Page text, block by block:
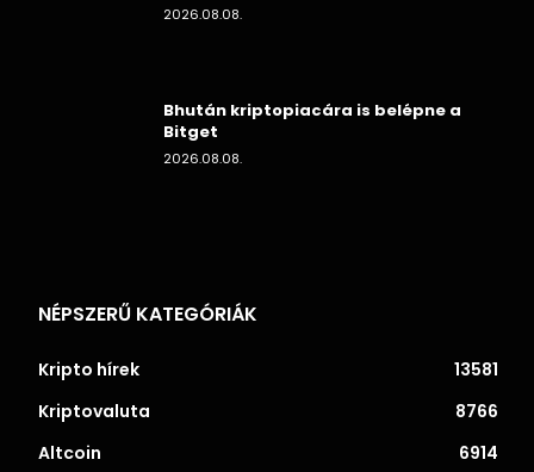
2026.08.08.
Bhután kriptopiacára is belépne a
Bitget
2026.08.08.
NÉPSZERŰ KATEGÓRIÁK
Kripto hírek
13581
Kriptovaluta
8766
Altcoin
6914